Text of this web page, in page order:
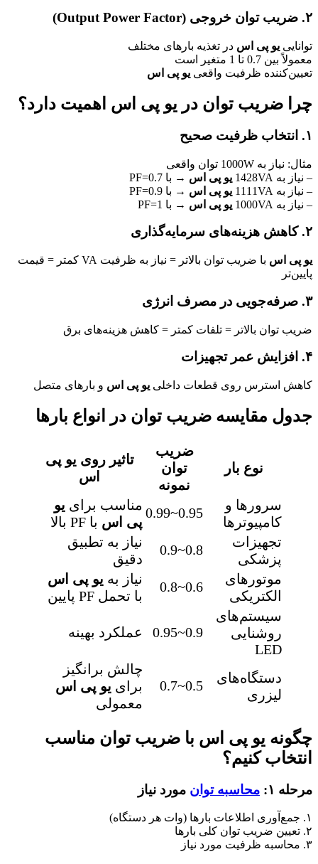
۲. ضریب توان خروجی (Output Power Factor)
توانایی یو پی اس در تغذیه بارهای مختلف
معمولاً بین 0.7 تا 1 متغیر است
تعیین‌کننده ظرفیت واقعی یو پی اس
چرا ضریب توان در یو پی اس اهمیت دارد؟
۱. انتخاب ظرفیت صحیح
مثال: نیاز به 1000W توان واقعی
– نیاز به 1428VA
یو پی اس → با PF=0.7
– نیاز به 1111VA
یو پی اس → با PF=0.9
– نیاز به 1000VA
یو پی اس → با PF=1
۲. کاهش هزینه‌های سرمایه‌گذاری
یو پی اس
با ضریب توان بالاتر = نیاز به ظرفیت VA کمتر = قیمت
پایین‌تر
۳. صرفه‌جویی در مصرف انرژی
ضریب توان بالاتر = تلفات کمتر = کاهش هزینه‌های برق
۴. افزایش عمر تجهیزات
کاهش استرس روی قطعات داخلی یو پی اس و بارهای متصل
جدول مقایسه ضریب توان در انواع بارها
نوع بار
ضریب
توان
نمونه
تاثیر روی یو پی
اس
سرورها و
کامپیوترها
0.95~0.99 مناسب برای یو
پی اس با PF بالا
تجهیزات
پزشکی
0.8~0.9
نیاز به تطبیق
دقیق
موتورهای
الکتریکی
0.6~0.8 نیاز به یو پی اس
با تحمل PF پایین
سیستم‌های
روشنایی
LED
0.9~0.95 عملکرد بهینه
دستگاه‌های
لیزری
0.5~0.7
چالش برانگیز
برای یو پی اس
معمولی
چگونه یو پی اس با ضریب توان مناسب
انتخاب کنیم؟
مرحله ۱: محاسبه توان مورد نیاز
۱. جمع‌آوری اطلاعات بارها (وات هر دستگاه)
۲. تعیین ضریب توان کلی بارها
۳. محاسبه ظرفیت مورد نیاز